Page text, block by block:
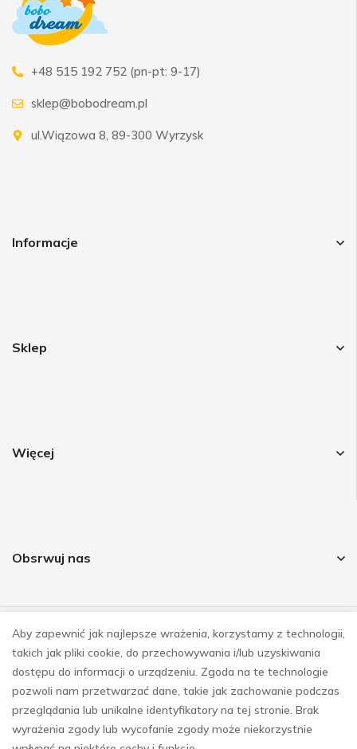
+48 515 192 752 (pn-pt: 9-17)
sklep@bobodream.pl
ul.Wiązowa 8, 89-300 Wyrzysk
Informacje
Sklep
Więcej
Obsrwuj nas
© COPYRIGHT 2023
REALIZACJAE-SKLEPY INVESTNET
Aby zapewnić jak najlepsze wrażenia, korzystamy z technologii,
takich jak pliki cookie, do przechowywania i/lub uzyskiwania
dostępu do informacji o urządzeniu. Zgoda na te technologie
pozwoli nam przetwarzać dane, takie jak zachowanie podczas
przeglądania lub unikalne identyfikatory na tej stronie. Brak
wyrażenia zgody lub wycofanie zgody może niekorzystnie